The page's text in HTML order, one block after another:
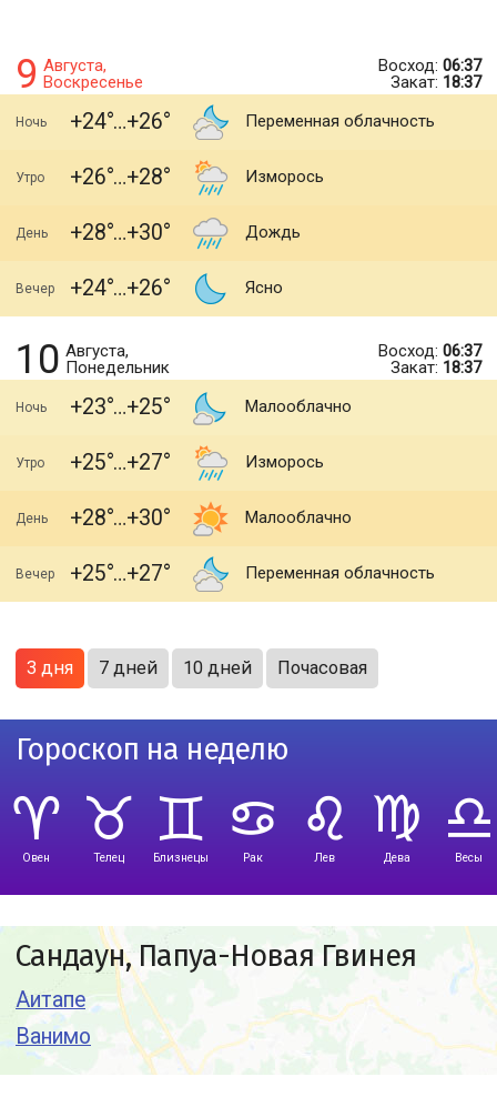
9 Августа,
Воскресенье
Восход: 06:37
Закат: 18:37
Ночь +24 +26 Переменная облачность
Утро +26 +28 Изморось
День +28 +30 Дождь
Вечер +24 +26 Ясно
10 Августа,
Понедельник
Восход: 06:37
Закат: 18:37
Ночь +23 +25 Малооблачно
Утро +25 +27 Изморось
День +28 +30 Малооблачно
Вечер +25 +27 Переменная облачность
3 дня 7 дней 10 дней Почасовая
Гороскоп на неделю
Овен Телец Близнецы Рак Лев Дева Весы
Сандаун, Папуа-Новая Гвинея
Аитапе
Ванимо